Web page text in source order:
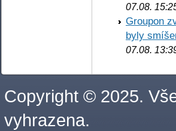
07.08.
Groupon
byly
07.08.
Copyright © 2025.
vyhrazena.